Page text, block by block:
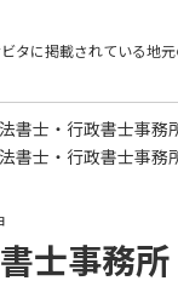
タに掲載されている地
書士・行政書士事務
書士・行政書士事務
士事務所